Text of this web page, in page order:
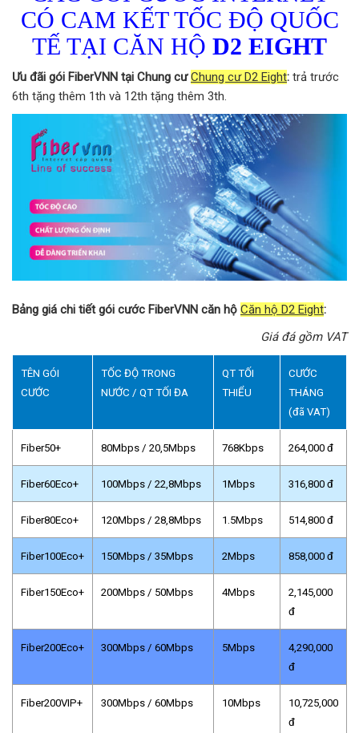
CÓ CAM KẾT TỐC ĐỘ QUỐC
TẾ TẠI CĂN HỘ D2 EIGHT
Ưu đãi gói FiberVNN tại Chung cưChung cư D2 Eight: trả trước
6th tặng thêm 1th và 12th tặng thêm 3th.
Bảng giá chi tiết gói cước FiberVNN căn hộ Căn hộ D2 Eight:
Giá đá gồm VAT
TÊN GÓI
CƯỚC
TỐC ĐỘ TRONG
NƯỚC / QT TỐI ĐA
QT TỐI
THIỂU
CƯỚC
THÁNG
(đã VAT)
Fiber50+ 80Mbps / 20,5Mbps 768Kbps 264,000 đ
Fiber60Eco+ 100Mbps / 22,8Mbps 1Mbps 316,800 đ
Fiber80Eco+ 120Mbps / 28,8Mbps 1.5Mbps 514,800 đ
Fiber100Eco+ 150Mbps / 35Mbps 2Mbps 858,000 đ
Fiber150Eco+ 200Mbps / 50Mbps 4Mbps
2,145,000
đ
Fiber200Eco+ 300Mbps / 60Mbps 5Mbps
4,290,000
đ
Fiber200VIP+ 300Mbps / 60Mbps 10Mbps
10,725,000
đ